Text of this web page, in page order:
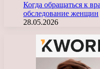
Когда обращаться к
обследование женщин
28.05.2026